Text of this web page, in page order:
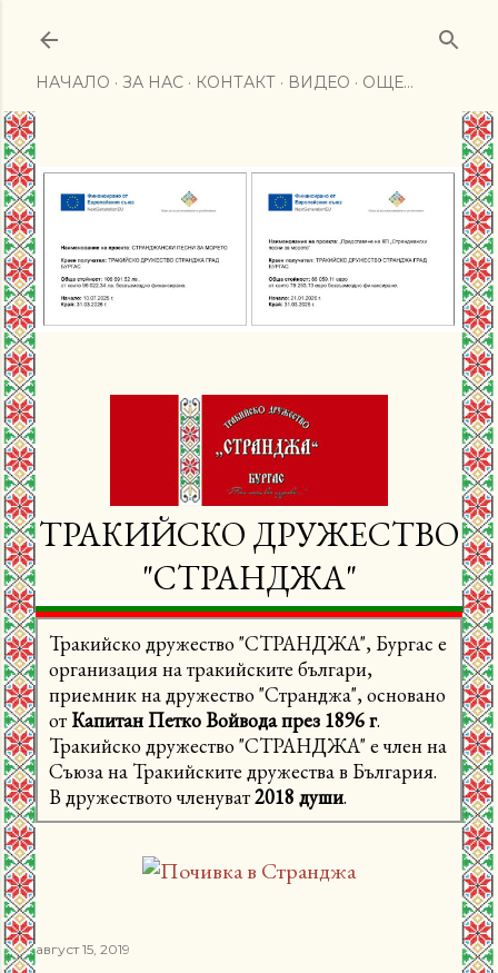
НАЧАЛО ЗА НАС КОНТАКТ ВИДЕО ОЩЕ…
ТРАКИЙСКО ДРУЖЕСТВО
"СТРАНДЖА"
Тракийско дружество "СТРАНДЖА", Бургас е
организация на тракийските българи,
приемник на дружество "Странджа", основано
от Капитан Петко Войвода през 1896 г.
Тракийско дружество "СТРАНДЖА" е член на
Съюза на Тракийските дружества в България.
В дружеството членуват2018 души.
август 15, 2019